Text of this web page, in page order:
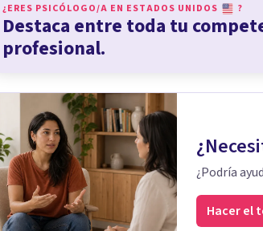
¿ERES PSICÓLOGO/A EN ESTADOS UNIDOS ?
Destaca entre toda tu
profesional.
¿Podría
Hacer el